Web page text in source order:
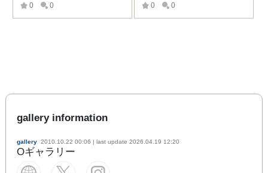
0
0
0
0
gallery information
gallery 2010.10.22 00:06 | last update 2026.04.19 12:20
Oギャラリー